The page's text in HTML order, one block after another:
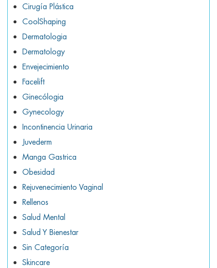
Cirugía Plástica
CoolShaping
Dermatologia
Dermatology
Envejecimiento
Facelift
Ginecólogia
Gynecology
Incontinencia Urinaria
Juvederm
Manga Gastrica
Obesidad
Rejuvenecimiento Vaginal
Rellenos
Salud Mental
Salud Y Bienestar
Sin Categoría
Skincare